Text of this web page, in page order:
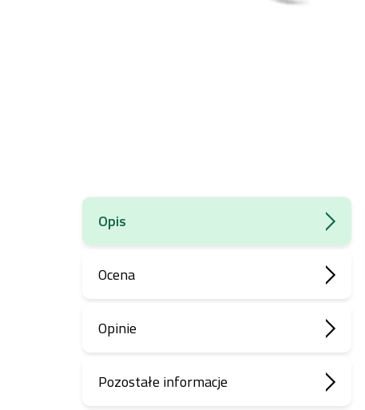
Opis
Ocena
Opinie
Pozostałe informacje